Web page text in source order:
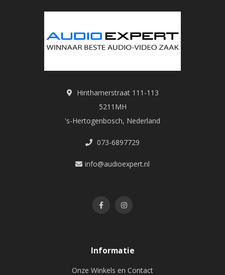
Hinthamerstraat 111-113
5211MH
's-Hertogenbosch, Nederland
073-6897729
info@audioexpert.nl
Informatie
Onze Winkels en Contact